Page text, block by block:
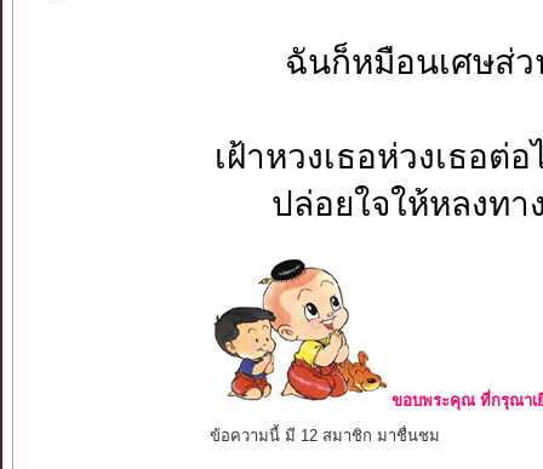
ฉันก็หมือนเ
เฝ้าหวงเธอห่
ปล่อย
ขอบพระคุณ ที่กรุณาเ
ข้อความนี้ มี 12 สมาชิก มาชื่นชม